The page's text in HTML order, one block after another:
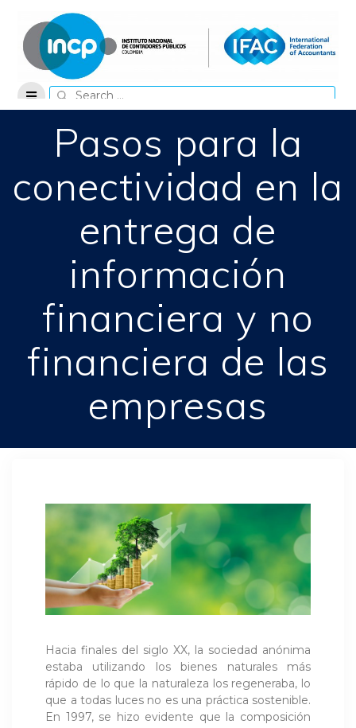
content
Search
for:
Pasos para la
conectividad en la
entrega de
información
financiera y no
financiera de las
empresas
Hacia finales del siglo XX, la sociedad anónima
estaba utilizando los bienes naturales más
rápido de lo que la naturaleza los regeneraba, lo
que a todas luces no es una práctica sostenible.
En 1997, se hizo evidente que la composición